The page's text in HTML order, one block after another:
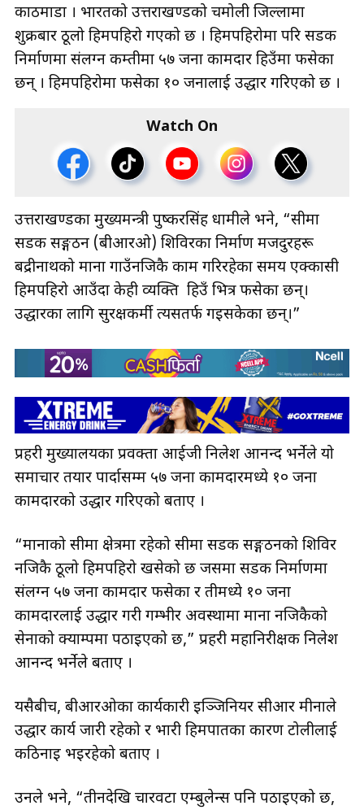
काठमाडौँ । भारतको उत्तराखण्डको चमोली जिल्लामा
शुक्रबार ठूलो हिमपहिरो गएको छ । हिमपहिरोमा परि सडक
निर्माणमा संलग्न कम्तीमा ५७ जना कामदार हिउँमा फसेका
छन् । हिमपहिरोमा फसेका १० जनालाई उद्धार गरिएको छ ।
Watch On
उत्तराखण्डका मुख्यमन्त्री पुष्करसिंह धामीले भने, “सीमा
सडक सङ्गठन (बीआरओ) शिविरका निर्माण मजदुरहरू
बद्रीनाथको माना गाउँनजिकै काम गरिरहेका समय एक्कासी
हिमपहिरो आउँदा केही व्यक्ति हिउँ भित्र फसेका छन्।
उद्धारका लागि सुरक्षकर्मी त्यसतर्फ गइसकेका छन्।”
प्रहरी मुख्यालयका प्रवक्ता आईजी निलेश आनन्द भर्नेले यो
समाचार तयार पार्दासम्म ५७ जना कामदारमध्ये १० जना
कामदारको उद्धार गरिएको बताए ।
“मानाको सीमा क्षेत्रमा रहेको सीमा सडक सङ्गठनको शिविर
नजिकै ठूलो हिमपहिरो खसेको छ जसमा सडक निर्माणमा
संलग्न ५७ जना कामदार फसेका र तीमध्ये १० जना
कामदारलाई उद्धार गरी गम्भीर अवस्थामा माना नजिकैको
सेनाको क्याम्पमा पठाइएको छ,” प्रहरी महानिरीक्षक निलेश
आनन्द भर्नेले बताए ।
यसैबीच, बीआरओका कार्यकारी इञ्जिनियर सीआर मीनाले
उद्धार कार्य जारी रहेको र भारी हिमपातका कारण टोलीलाई
कठिनाइ भइरहेको बताए ।
उनले भने, “तीनदेखि चारवटा एम्बुलेन्स पनि पठाइएको छ,